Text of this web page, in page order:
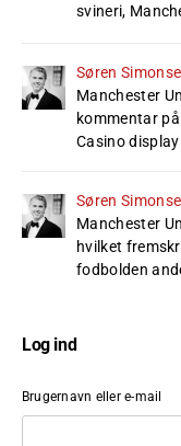
svineri,
Søren
Manchester
kommentar
Casino
Søren
Manchester
hvilket
fodbolden
Log ind
Brugernavn eller e-mail